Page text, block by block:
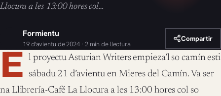
Llocura a les 13:00 hores col…
Formientu
19 d'avientu de 2024 · 2 min de llectura
Compartir
E l proyectu Asturian Writers empieza’l so camín esti
sábadu 21 d’avientu en Mieres del Camín. Va ser
na Llibrería-Café La Llocura a les 13:00 hores col so